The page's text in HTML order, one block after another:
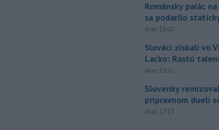
Románsky palác
sa podarilo
dnes 18:00
Slováci získali vo
Lacko: Rastú
dnes 15:51
Slovenky
prípravnom dueli
dnes 17:13